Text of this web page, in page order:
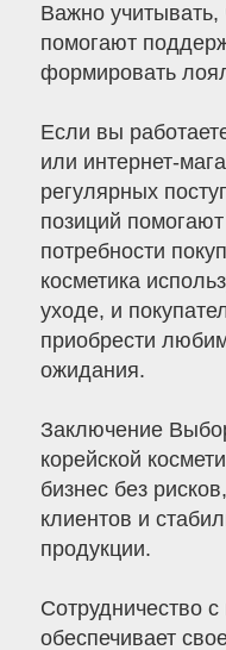
Важно учитывать,
помогают
формировать
Если вы
или интернет-
регулярных
позиций
потребности
косметика
уходе, и
приобрести
ожидания.
Заключение
корейской
бизнес без
клиентов и
продукции.
Сотрудничество
обеспечивает